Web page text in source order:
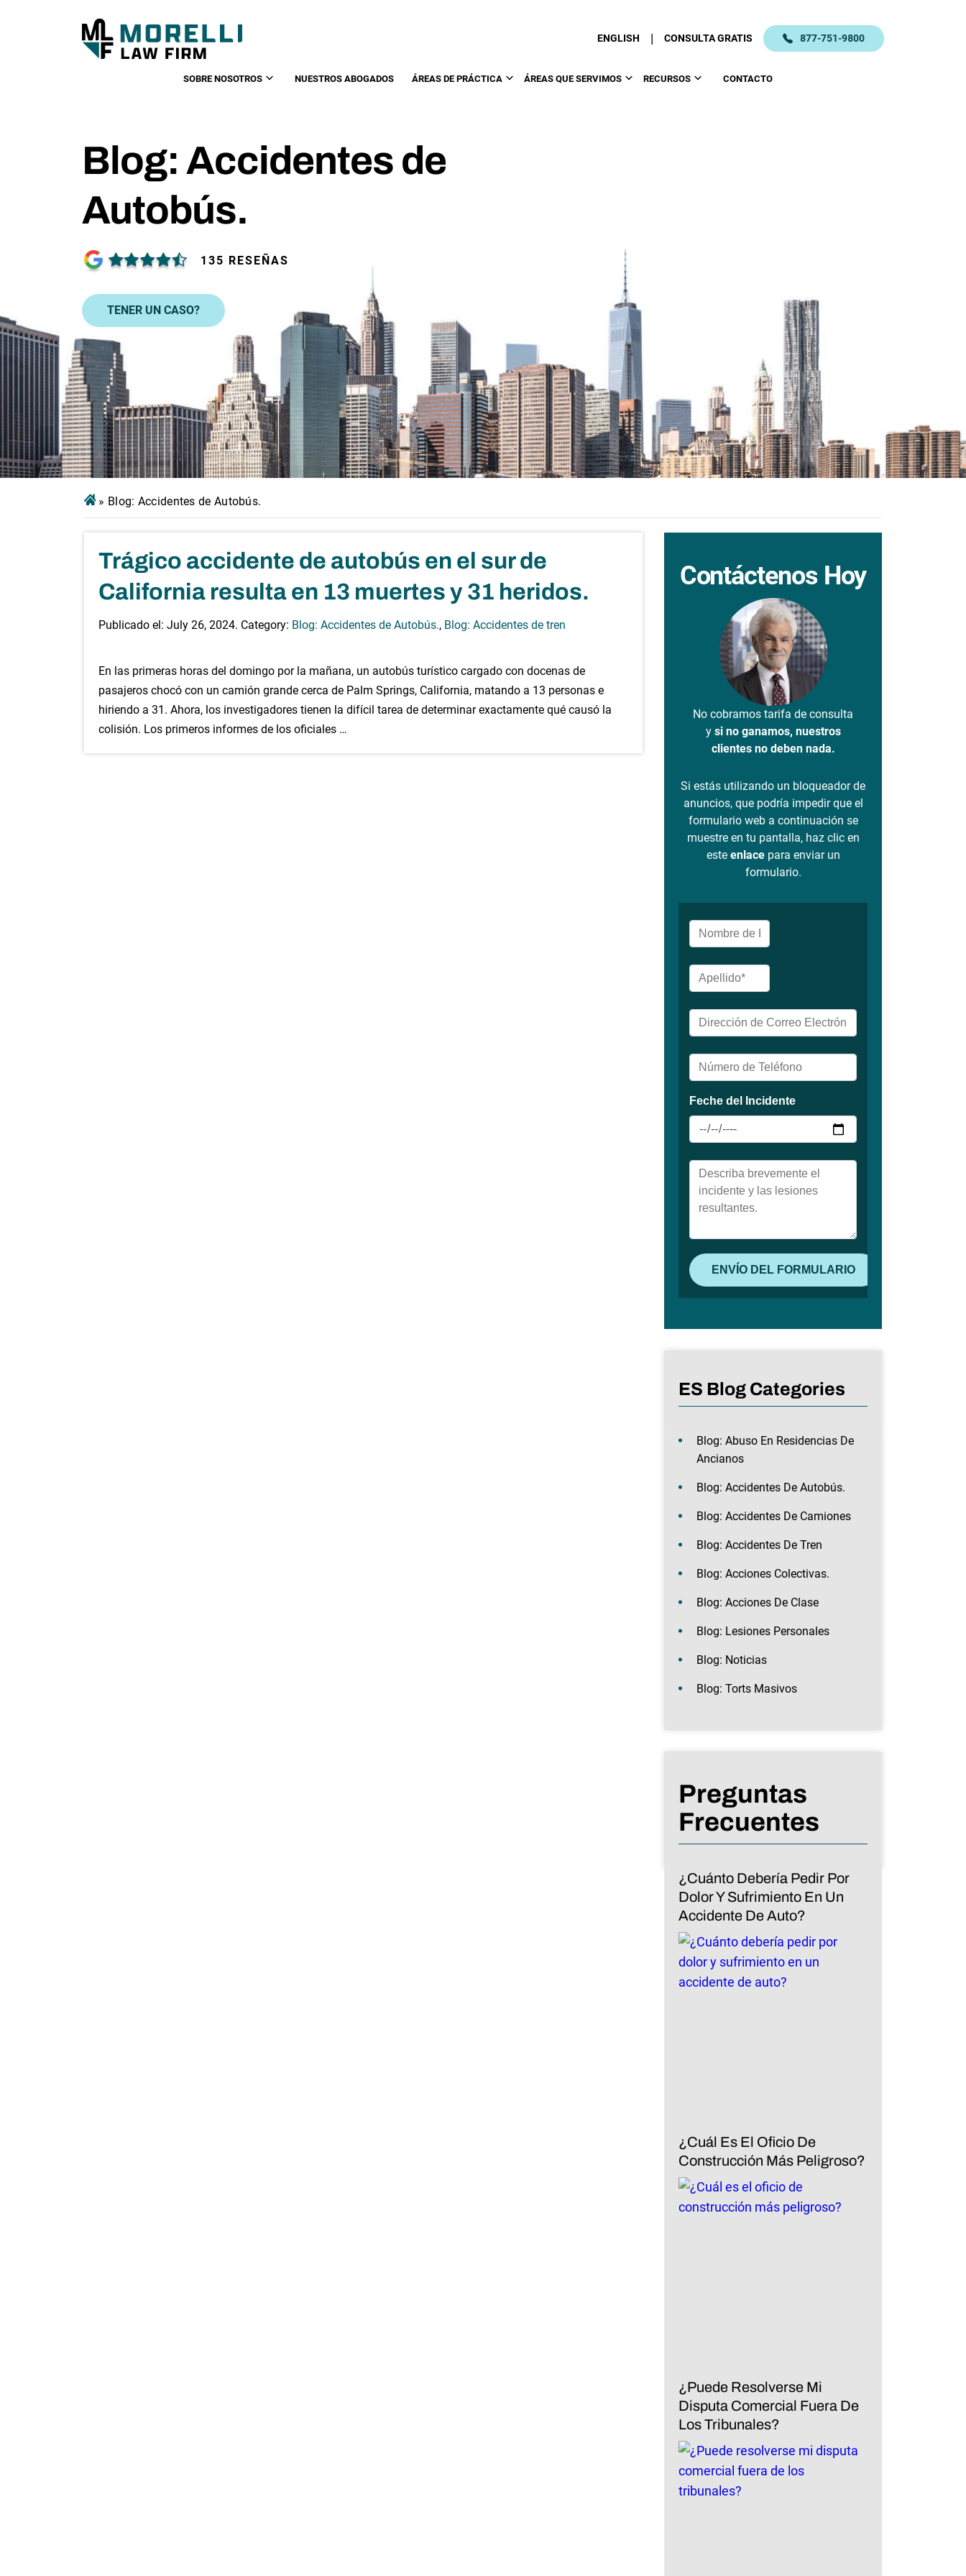
ENGLISH | CONSULTA GRATIS 877-751-9800
SOBRE NOSOTROS NUESTROS ABOGADOS ÁREAS DE PRÁCTICA ÁREAS QUE SERVIMOS RECURSOS CONTACTO
Blog: Accidentes de
Autobús.
135 RESEÑAS
TENER UN CASO?
» Blog: Accidentes de Autobús.
Trágico accidente de autobús en el sur de
California resulta en 13 muertes y 31 heridos.
Publicado el: July 26, 2024. Category: Blog: Accidentes de Autobús., Blog: Accidentes de tren
En las primeras horas del domingo por la mañana, un autobús turístico cargado con docenas de
pasajeros chocó con un camión grande cerca de Palm Springs, California, matando a 13 personas e
hiriendo a 31. Ahora, los investigadores tienen la difícil tarea de determinar exactamente qué causó la
colisión. Los primeros informes de los oficiales …
Contáctenos Hoy
No cobramos tarifa de consulta
y si no ganamos, nuestros
clientes no deben nada.
Si estás utilizando un bloqueador de
anuncios, que podría impedir que el
formulario web a continuación se
muestre en tu pantalla, haz clic en
este enlacepara enviar un
formulario.
ES Blog Categories
Blog: Abuso En Residencias De
Ancianos
Blog: Accidentes De Autobús.
Blog: Accidentes De Camiones
Blog: Accidentes De Tren
Blog: Acciones Colectivas.
Blog: Acciones De Clase
Blog: Lesiones Personales
Blog: Noticias
Blog: Torts Masivos
Preguntas
Frecuentes
¿Cuánto Debería Pedir Por
Dolor Y Sufrimiento En Un
Accidente De Auto?
¿Cuál Es El Oficio De
Construcción Más Peligroso?
¿Puede Resolverse Mi
Disputa Comercial Fuera De
Los Tribunales?